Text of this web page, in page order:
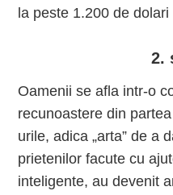
la peste 1.200 de
2.
Oamenii se afla intr-o
recunoastere din
urile, adica „arta” de a
prietenilor facute cu
inteligente, au devenit